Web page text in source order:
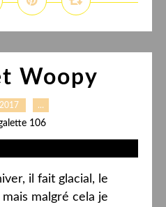
Woopy
…
106
il fait glacial, le
malgré cela je